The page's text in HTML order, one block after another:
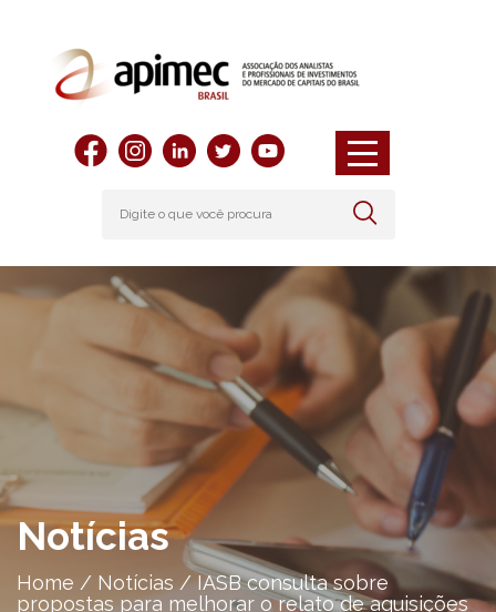
Notícias
Home / Notícias /IASB consulta sobre
propostas para melhorar o relato de aquisições